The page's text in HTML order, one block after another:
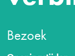
Bezoek